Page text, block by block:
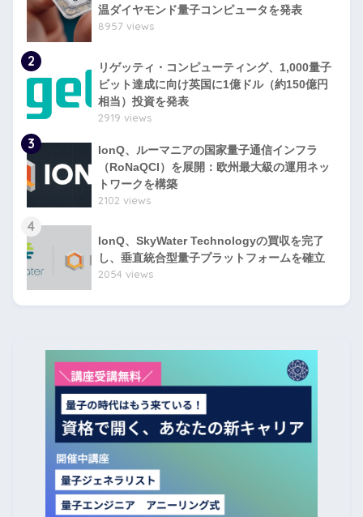
温ダイヤモンド量子コンピュータを発表
8957 views
2
リゲッティ・コンピューティング、1,000量子
ビット達成に向け英国に1億ドル（約150億円
相当）投資を発表
2919 views
3
IonQ、ルーマニアの国家量子通信インフラ
（RoNaQCI）を展開：欧州最大級の運用ネッ
トワークを構築
2102 views
4
IonQ、SkyWater Technologyの買収を完了
し、垂直統合型量子プラットフォームを確立
2054 views